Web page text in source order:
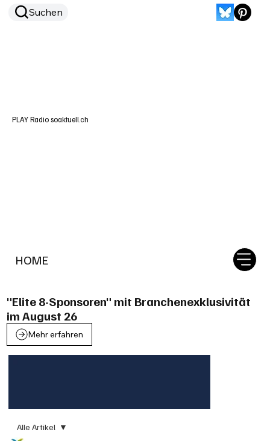
HOME
Suchen
PLAY Radio soaktuell.ch
"Elite 8-Sponsoren" mit Branchenexklusivität
im August 26
Mehr erfahren
Alle Artikel